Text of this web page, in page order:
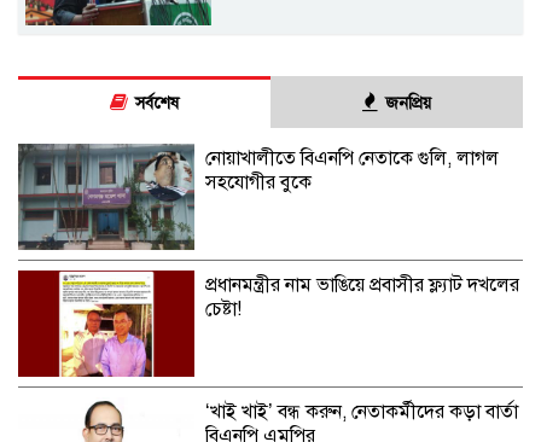
সর্বশেষ জনপ্রিয়
নোয়াখালীতে বিএনপি নেতাকে গুলি, লাগল
সহযোগীর বুকে
প্রধানমন্ত্রীর নাম ভাঙিয়ে প্রবাসীর ফ্ল্যাট দখলের
চেষ্টা!
‘খাই খাই’ বন্ধ করুন, নেতাকর্মীদের কড়া বার্তা
বিএনপি এমপির